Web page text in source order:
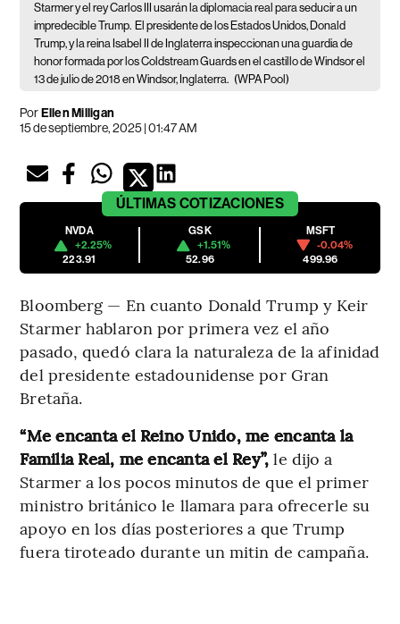
Starmer y el rey Carlos III usarán la diplomacia real para seducir a un
impredecible Trump. El presidente de los Estados Unidos, Donald
Trump, y la reina Isabel II de Inglaterra inspeccionan una guardia de
honor formada por los Coldstream Guards en el castillo de Windsor el
13 de julio de 2018 en Windsor, Inglaterra. (WPA Pool)
PorEllen Milligan
15 de septiembre, 2025 | 01:47 AM
ÚLTIMAS COTIZACIONES
NVDA
+2.25%
223.91
GSK
+1.51%
52.96
MSFT
-0.04%
499.96
Bloomberg — En cuanto Donald Trump y Keir
Starmer hablaron por primera vez el año
pasado, quedó clara la naturaleza de la afinidad
del presidente estadounidense por Gran
Bretaña.
“Me encanta el Reino Unido, me encanta la
Familia Real, me encanta el Rey”, le dijo a
Starmer a los pocos minutos de que el primer
ministro británico le llamara para ofrecerle su
apoyo en los días posteriores a que Trump
fuera tiroteado durante un mitin de campaña.